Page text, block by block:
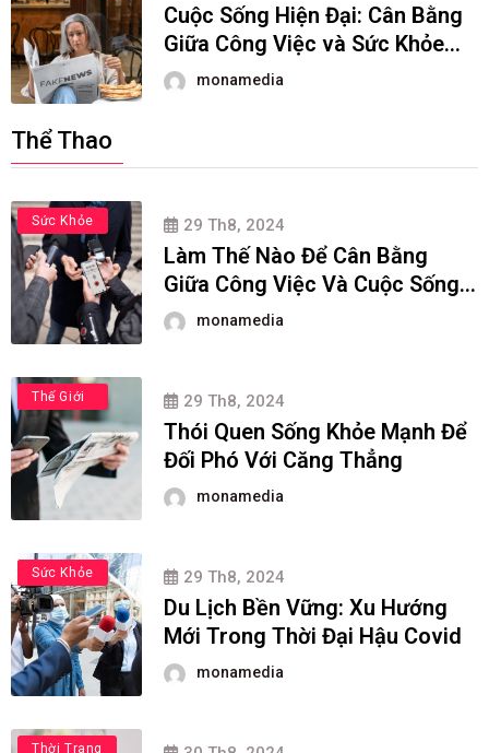
Cuộc Sống Hiện Đại: Cân Bằng
Giữa Công Việc và Sức Khỏe
Tinh Thần
monamedia
Thể Thao
Đời Sống
Sức Khỏe 29 Th8, 2024
Làm Thế Nào Để Cân Bằng
Giữa Công Việc Và Cuộc Sống
Cá Nhân?
monamedia
Sức Khỏe
Thế Giới 29 Th8, 2024
Thói Quen Sống Khỏe Mạnh Để
Đối Phó Với Căng Thẳng
monamedia
Du Lịch
Sức Khỏe 29 Th8, 2024
Du Lịch Bền Vững: Xu Hướng
Mới Trong Thời Đại Hậu Covid
monamedia
Thời Trang